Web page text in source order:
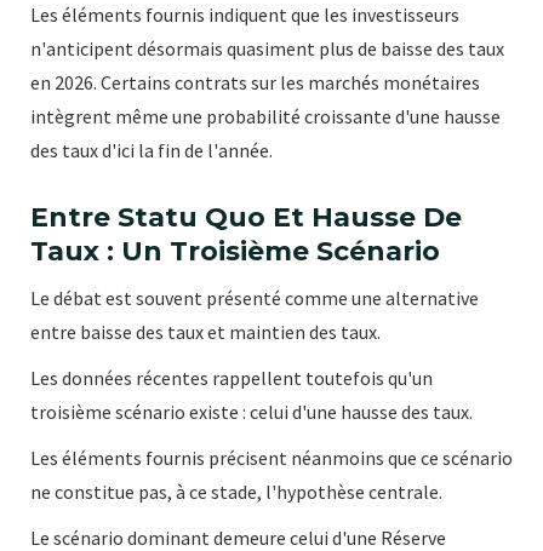
Les éléments fournis indiquent que les investisseurs
n'anticipent désormais quasiment plus de baisse des taux
en 2026. Certains contrats sur les marchés monétaires
intègrent même une probabilité croissante d'une hausse
des taux d'ici la fin de l'année.
Entre Statu Quo Et Hausse De
Taux : Un Troisième Scénario
Le débat est souvent présenté comme une alternative
entre baisse des taux et maintien des taux.
Les données récentes rappellent toutefois qu'un
troisième scénario existe : celui d'une hausse des taux.
Les éléments fournis précisent néanmoins que ce scénario
ne constitue pas, à ce stade, l'hypothèse centrale.
Le scénario dominant demeure celui d'une Réserve